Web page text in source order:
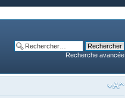
Recherche avancée